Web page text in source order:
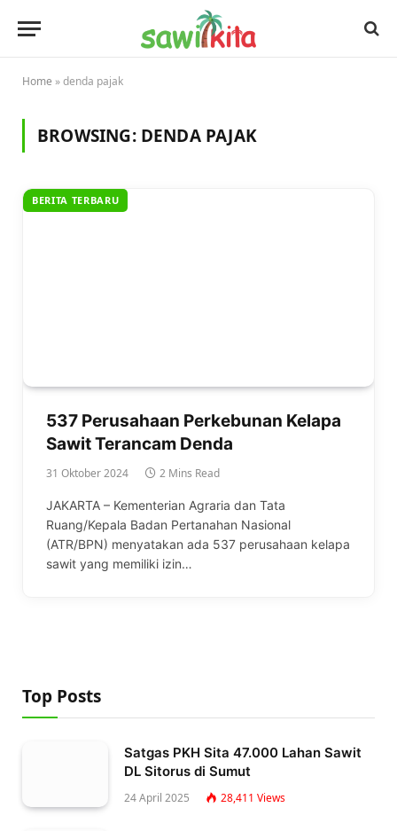
Home »denda pajak
BROWSING: DENDA PAJAK
BERITA TERBARU
537 Perusahaan Perkebunan Kelapa
Sawit Terancam Denda
31 Oktober 2024 2 Mins Read
JAKARTA – Kementerian Agraria dan Tata
Ruang/Kepala Badan Pertanahan Nasional
(ATR/BPN) menyatakan ada 537 perusahaan kelapa
sawit yang memiliki izin…
Top Posts
Satgas PKH Sita 47.000 Lahan Sawit
DL Sitorus di Sumut
24 April 2025 28,411 Views